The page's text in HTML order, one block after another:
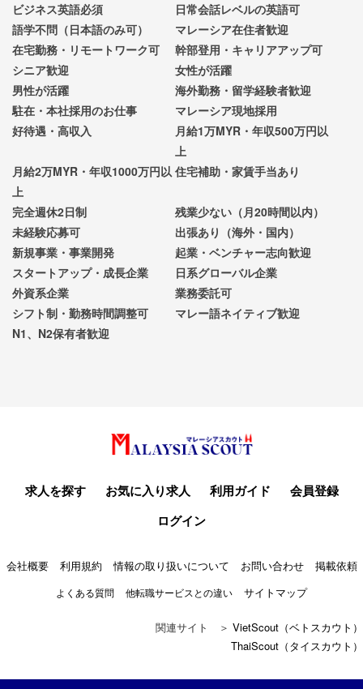
ビジネス英語必須
日常会話レベルの英語可
語学不問（日本語のみ可）
マレーシア在住者歓迎
在宅勤務・リモートワーク可
幹部登用・キャリアアップ可
シニア歓迎
女性が活躍
男性が活躍
海外勤務・留学経験者歓迎
駐在・本社採用のお仕事
マレーシア現地採用
好待遇・高収入
月給1万MYR・年収500万円以
上
月給2万MYR・年収1000万円以
上
住宅補助・家賃手当あり
完全週休2日制
残業少ない（月20時間以内）
未経験応募可
出張あり（海外・国内）
新規事業・事業開発
起業・ベンチャー志向歓迎
スタートアップ・成長企業
日系グローバル企業
外資系企業
業務委託可
シフト制・勤務時間調整可
マレー語ネイティブ歓迎
N1、N2保有者歓迎
求人を探す お気に入り求人 利用ガイド
会員登録
ログイン
会社概要 利用規約 情報の取り扱いについて お問い合わせ 掲載依頼
よくある質問 他転職サービスとの違い サイトマップ
関連サイト ＞ VietScout（ベトスカウト）
ThaiScout（タイスカウト）